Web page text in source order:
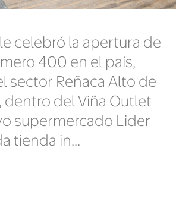
celebró la apertura de
400 en el país,
sector Reñaca Alto de
dentro del Viña Outlet
supermercado Lider
tienda in...